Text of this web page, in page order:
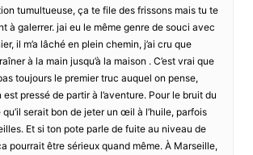
tumultueuse, ça te file des frissons mais tu te
à galerrer. jai eu le même genre de souci avec
il m’a lâché en plein chemin, j’ai cru que
à la main jusqu’à la maison . C’est vrai que
toujours le premier truc auquel on pense,
pressé de partir à l’aventure. Pour le bruit du
serait bon de jeter un œil à l’huile, parfois
Et si ton pote parle de fuite au niveau de
pourrait être sérieux quand même. À Marseille,